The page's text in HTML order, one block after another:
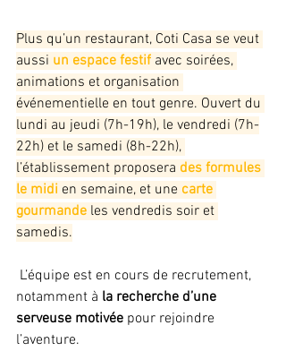
Plus qu’un restaurant, Coti Casa se veut
aussi un espace festif avec soirées,
animations et organisation
événementielle en tout genre. Ouvert du
lundi au jeudi (7h-19h), le vendredi (7h-
22h) et le samedi (8h-22h),
l’établissement proposera des formules
le midi en semaine, et une carte
gourmande les vendredis soir et
samedis.
L’équipe est en cours de recrutement,
notamment à la recherche d’une
serveuse motivée pour rejoindre
l’aventure.